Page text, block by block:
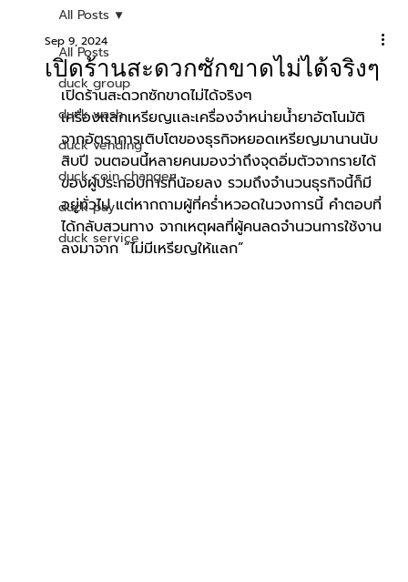
All Posts
duck group
duck wash
duck vending
duck coin changer
duck pay
duck service
All Posts
เปิดร้านสะดวกซักขาดไม่ได้จริงๆ
Sep 9, 2024
เปิดร้านสะดวกซักขาดไม่ได้จริงๆ
เครื่องเเลกเหรียญเเละเครื่องจำหน่ายน้ำยาอัตโนมัติ
จากอัตราการเติบโตของธุรกิจหยอดเหรียญมานานนับ
สิบปี จนตอนนี้หลายคนมองว่าถึงจุดอิ่มตัวจากรายได้
ของผู้ประกอบการที่น้อยลง รวมถึงจำนวนธุรกิจนี้ก็มี
อยู่ทั่วไป แต่หากถามผู้ที่คร่ำหวอดในวงการนี้ คำตอบที่
ได้กลับสวนทาง จากเหตุผลที่ผู้คนลดจำนวนการใช้งาน
ลงมาจาก “ไม่มีเหรียญให้แลก”